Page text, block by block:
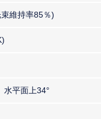
維持率85％)
水平面上34°